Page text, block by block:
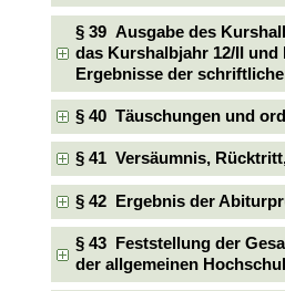
§ 39 Ausgabe des
das Kurshalbjahr 12/II und
Ergebnisse der
§ 40 Täuschungen und
§ 41 Versäumnis,
§ 42 Ergebnis der
§ 43 Feststellung der
der allgemeinen